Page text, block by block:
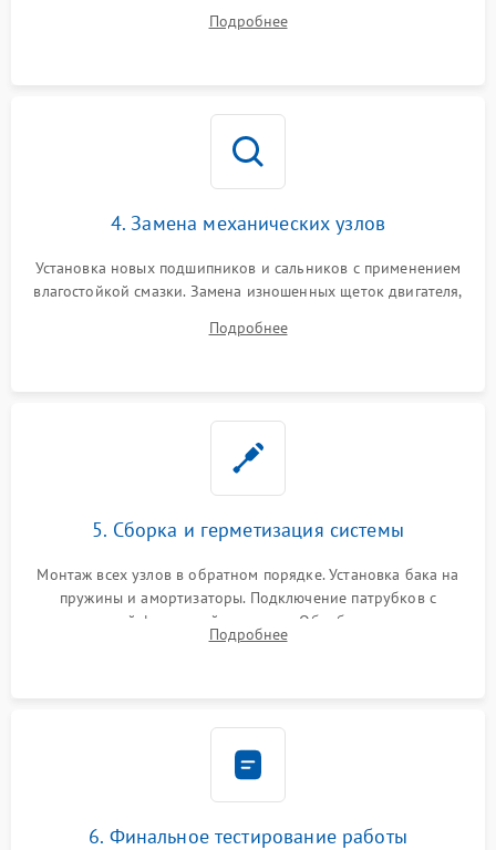
Восстановление целостности проводки и контактов.
Подробнее
4. Замена механических узлов
Установка новых подшипников и сальников с применением
влагостойкой смазки. Замена изношенных щеток двигателя,
или поврежденной резиновой манжеты.
Подробнее
5. Сборка и герметизация системы
Монтаж всех узлов в обратном порядке. Установка бака на
пружины и амортизаторы. Подключение патрубков с
надежной фиксацией хомутами. Обработка стыков
герметиком для предотвращения возможных протечек воды.
Подробнее
6. Финальное тестирование работы